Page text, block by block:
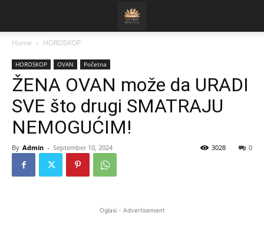
Home HOROSKOP
HOROSKOP OVAN Početna
ŽENA OVAN može da URADI
SVE što drugi SMATRAJU
NEMOGUĆIM!
By Admin - September 10, 2024 0
3028
Oglasi - Advertisement